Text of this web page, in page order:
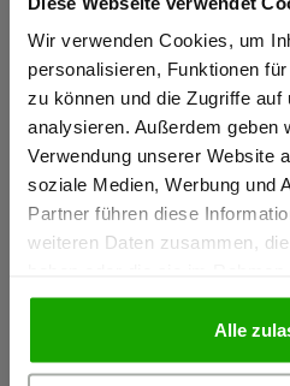
Wir verwenden Cookies, um
personalisieren, Funktionen
zu können und die Zugriffe auf
analysieren. Außerdem geben
Verwendung unserer Website
soziale Medien, Werbung und
Partner führen diese
weiteren Daten zusammen,
gesammelt haben.
Alle
4D Body Mapping für beste
Knietaschen zertifiziert nach EN
Extrem robustes PRO AR40
maximale Abriebfestigkeit
Wasserabweisendes
Tragekomfort
Verdeckter Knopf und
Sind
Ich bestätige, dass ich
Preise werden